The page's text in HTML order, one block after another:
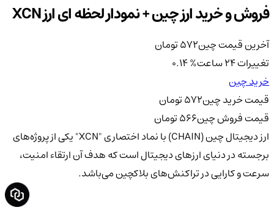
فروش و خرید ارز چین + نمودار لحظه ای ارز XCN
آخرین قیمت چین572تومان
تغییرات 24 ساعت
0.14%
خرید چین
قیمت خرید چین572تومان
قیمت فروش چین566تومان
ارز دیجیتال چین (CHAIN) با نماد اختصاری "XCN" یکی از پروژه‌های
برجسته در دنیای ارزهای دیجیتال است که هدف آن ارتقاء امنیت،
سرعت و کارایی در تراکنش‌های بلاکچین می‌باشد.